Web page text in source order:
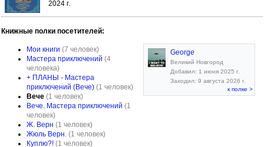
2024 г.
Книжные полки посетителей:
Мои книги (7 человек)
Мастера приключений (4
человека)
+ ПЛАНЫ - Мастера
приключений (Вече) (1 человек)
Вече (1 человек)
Вече. Мастера приключений (1
человек)
Ж. Верн (1 человек)
Жюль Верн. (1 человек)
Куплю?! (1 человек)
George
Великий Новгород
Добавил: 1 июня 2025 г.
Заходил: 9 августа 2026 г.
к полке >